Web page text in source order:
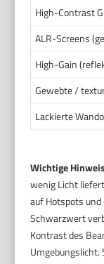
High-Contrast
ALR-Screens
High-Gain
Gewebte /
Lackierte
Wichtige
wenig Licht
auf Hotspots
Schwarzwert
Kontrast des
Umgebungslicht.